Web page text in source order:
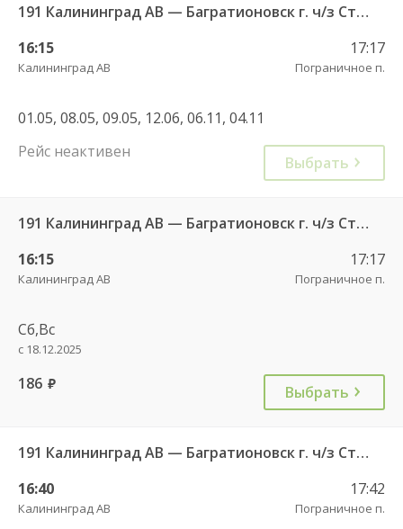
191 Калининград АВ — Багратионовск г. ч/з Стрельня п., Долгоруково п.
16:15
Калининград АВ
17:17
Пограничное п.
01.05, 08.05, 09.05, 12.06, 06.11, 04.11
Рейс неактивен
Выбрать
191 Калининград АВ — Багратионовск г. ч/з Стрельня п., Долгоруково п.
16:15
Калининград АВ
17:17
Пограничное п.
Сб,Вс
с 18.12.2025
186 руб. Выбрать
191 Калининград АВ — Багратионовск г. ч/з Стрельня п., Долгоруково п.
16:40
Калининград АВ
17:42
Пограничное п.